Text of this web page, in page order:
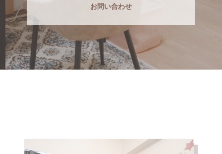
お問い合わせ